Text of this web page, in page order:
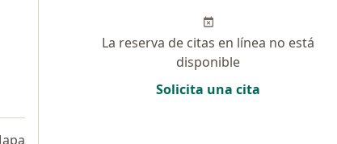
La reserva de citas en línea no está
disponible
Solicita una cita